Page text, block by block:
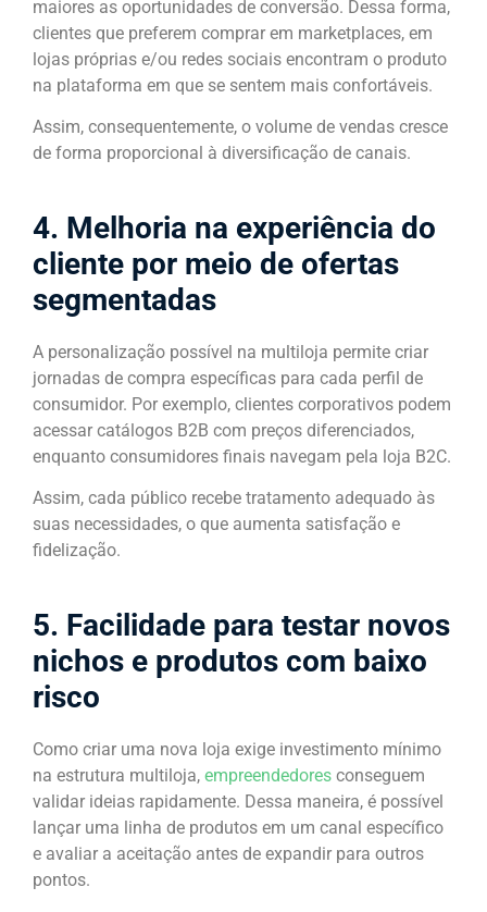
maiores as oportunidades de conversão. Dessa forma,
clientes que preferem comprar em marketplaces, em
lojas próprias e/ou redes sociais encontram o produto
na plataforma em que se sentem mais confortáveis.
Assim, consequentemente, o volume de vendas cresce
de forma proporcional à diversificação de canais.
4. Melhoria na experiência do
cliente por meio de ofertas
segmentadas
A personalização possível na multiloja permite criar
jornadas de compra específicas para cada perfil de
consumidor. Por exemplo, clientes corporativos podem
acessar catálogos B2B com preços diferenciados,
enquanto consumidores finais navegam pela loja B2C.
Assim, cada público recebe tratamento adequado às
suas necessidades, o que aumenta satisfação e
fidelização.
5. Facilidade para testar novos
nichos e produtos com baixo
risco
Como criar uma nova loja exige investimento mínimo
na estrutura multiloja, empreendedores conseguem
validar ideias rapidamente. Dessa maneira, é possível
lançar uma linha de produtos em um canal específico
e avaliar a aceitação antes de expandir para outros
pontos.